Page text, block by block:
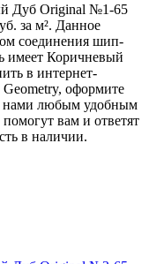
Дуб Original №1-65
за м². Данное
соединения шип-
имеет Коричневый
в интернет-
оформите
нами любым удобным
вам и ответят
в наличии.